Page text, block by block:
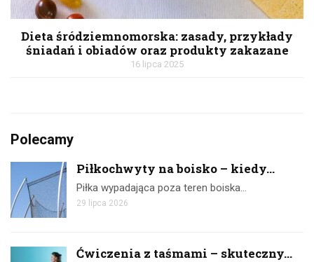
Dieta śródziemnomorska: zasady, przykłady
śniadań i obiadów oraz produkty zakazane
16 lipca 2025
Polecamy
Piłkochwyty na boisko – kiedy...
Piłka wypadająca poza teren boiska…
29 lipca 2026
Ćwiczenia z taśmami – skuteczny...